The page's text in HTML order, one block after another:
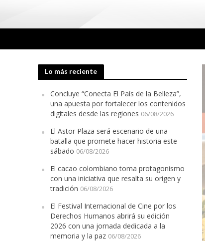
Lo más reciente
Concluye “Conecta El País de la Belleza”,
una apuesta por fortalecer los contenidos
digitales desde las regiones 06/08/2026
El Astor Plaza será escenario de una
batalla que promete hacer historia este
sábado 06/08/2026
El cacao colombiano toma protagonismo
con una iniciativa que resalta su origen y
tradición 06/08/2026
El Festival Internacional de Cine por los
Derechos Humanos abrirá su edición
2026 con una jornada dedicada a la
memoria y la paz 06/08/2026